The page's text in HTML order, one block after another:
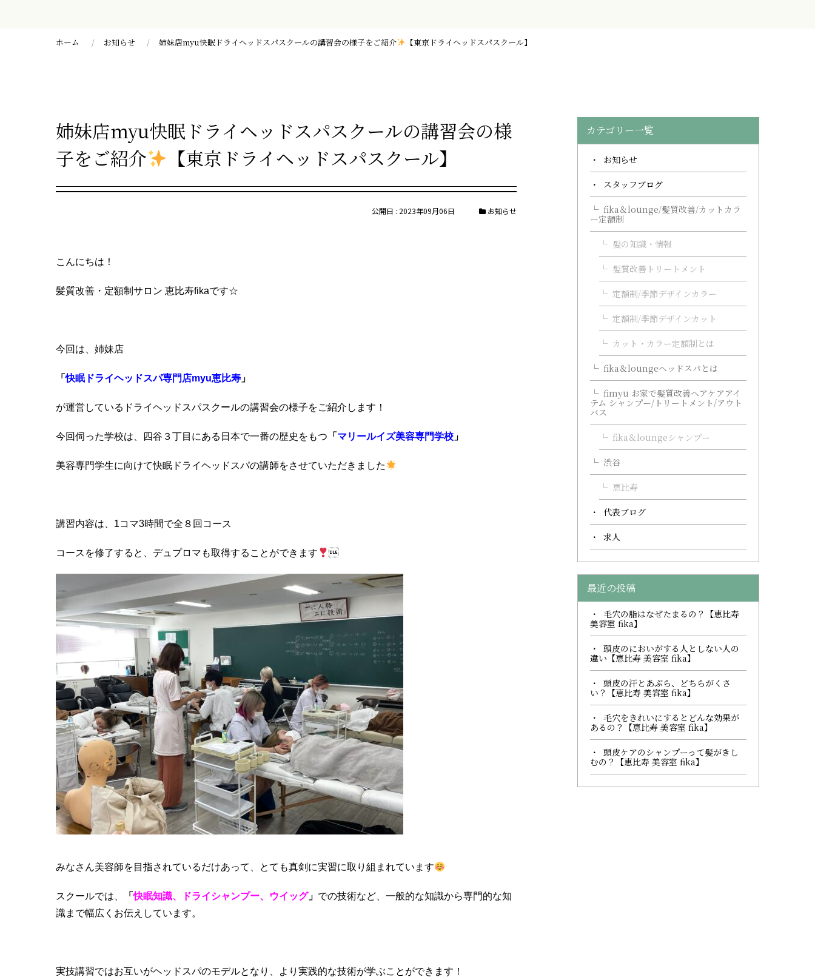
ホーム お知らせ 姉妹店myu快眠ドライヘッドスパスクールの講習会の様子をご紹介 【東京ドライヘッドスパスクール】
姉妹店myu快眠ドライヘッドスパスクールの講習会の様
子をご紹介
【東京ドライヘッドスパスクール】
お知らせ
公開日 : 2023年09月06日
こんにちは！
髪質改善・定額制サロン 恵比寿fikaです☆
今回は、姉妹店
「快眠ドライヘッドスパ専門店myu恵比寿 」
が運営しているドライヘッドスパスクールの講習会の様子をご紹介します！
今回伺った学校は、四谷３丁目にある日本で一番の歴史をもつ 「 マリールイズ美容専門学校 」
美容専門学生に向けて快眠ドライヘッドスパの講師をさせていただきました
講習内容は、1コマ3時間で全８回コース
コースを修了すると、デュプロマも取得することができます 
みなさん美容師を目指されているだけあって、とても真剣に実習に取り組まれています
スクールでは、 「快眠知識、ドライシャンプー、ウイッグ」 での技術など、一般的な知識から専門的な知
識まで幅広くお伝えしています。
実技講習ではお互いがヘッドスパのモデルとなり、より実践的な技術が学ぶことができます！
カテゴリー一覧
お知らせ
スタッフブログ
fika＆lounge/髪質改善/カットカラ
ー定額制
髪の知識・情報
髪質改善トリートメント
定額制/季節デザインカラー
定額制/季節デザインカット
カット・カラー定額制とは
fika＆loungeヘッドスパとは
fimyu お家で髪質改善ヘアケアアイ
テム シャンプー/トリートメント/アウト
バス
fika＆loungeシャンプー
渋谷
恵比寿
代表ブログ
求人
最近の投稿
毛穴の脂はなぜたまるの？【恵比寿
美容室 fika】
頭皮のにおいがする人としない人の
違い【恵比寿 美容室 fika】
頭皮の汗とあぶら、どちらがくさ
い？【恵比寿 美容室 fika】
毛穴をきれいにするとどんな効果が
あるの？【恵比寿 美容室 fika】
頭皮ケアのシャンプーって髪がきし
むの？【恵比寿 美容室 fika】